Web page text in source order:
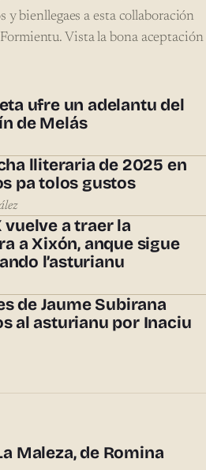
y bienllegaes a esta collaboración
Vista la bona aceptación
ufre un adelantu del
de Melás
lliteraria de 2025 en
pa tolos gustos
vuelve a traer la
a Xixón, anque sigue
l’asturianu
de Jaume Subirana
al asturianu por Inaciu
Maleza, de Romina